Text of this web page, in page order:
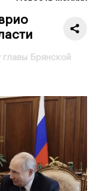
Брянской